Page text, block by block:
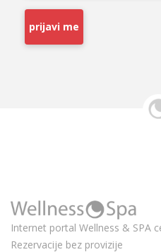
prijavi me
Internet portal Wellness & SPA
Rezervacije bez provizije